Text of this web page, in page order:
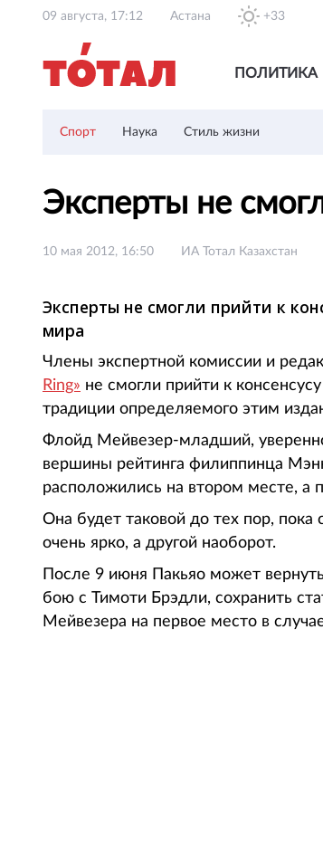
09 августа, 17:12 Астана +33
ПОЛИТИКА
Спорт Наука Стиль жизни
Эксперты не
10 мая 2012, 16:50 ИА Тотал Казахстан
Эксперты не смогли прийти к
мира
Члены экспертной комиссии и
Ring» не смогли прийти к
традиции определяемого этим
Флойд Мейвезер-младший,
вершины рейтинга филиппинца
расположились на втором месте, а
Она будет таковой до тех пор,
очень ярко, а другой наоборот.
После 9 июня Пакьяо может
бою с Тимоти Брэдли, сохранить
Мейвезера на первое место в